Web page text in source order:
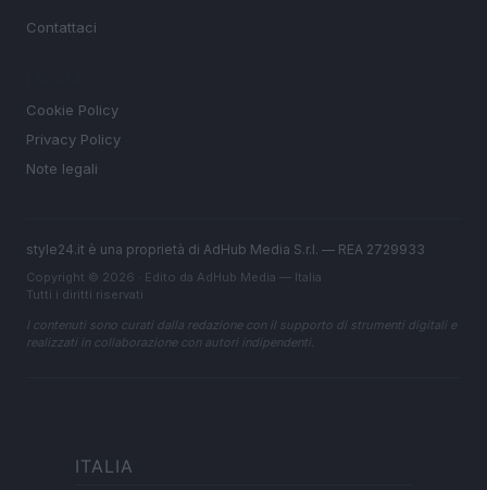
Contattaci
Cookie Policy
Privacy Policy
Note legali
style24.it è una proprietà di AdHub Media S.r.l. — REA 2729933
Copyright © 2026 · Edito da AdHub Media — Italia
Tutti i diritti riservati
I contenuti sono curati dalla redazione con il supporto di strumenti digitali e
realizzati in collaborazione con autori indipendenti.
ITALIA